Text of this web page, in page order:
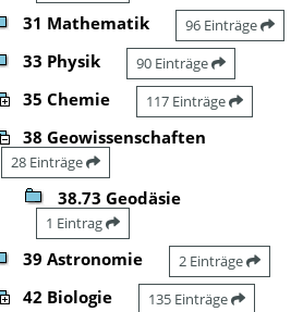
31 Mathematik 96 Einträge
33 Physik 90 Einträge
35 Chemie 117 Einträge
38 Geowissenschaften
28 Einträge
38.73 Geodäsie
1 Eintrag
39 Astronomie 2 Einträge
42 Biologie 135 Einträge